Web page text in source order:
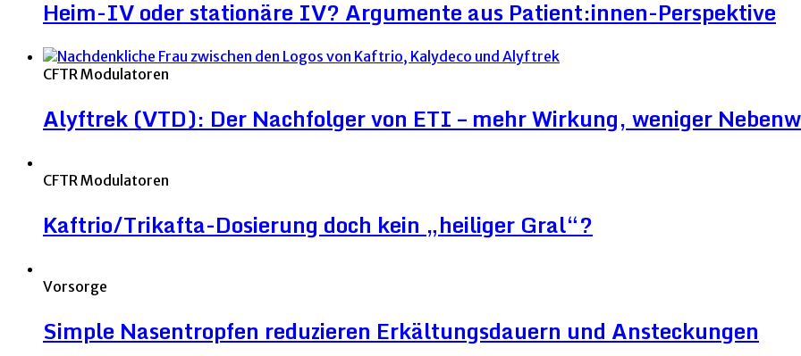
Heim-IV oder stationäre IV? Argumente aus Patient:innen-Perspektive
CFTR Modulatoren
Alyftrek (VTD): Der Nachfolger von ETI – mehr Wirkung, weniger
CFTR Modulatoren
Kaftrio/Trikafta-Dosierung doch kein „heiliger Gral“?
Vorsorge
Simple Nasentropfen reduzieren Erkältungsdauern und Ansteckungen